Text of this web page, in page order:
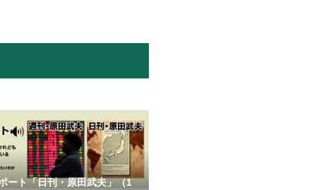
ート「日刊・原田武夫」（1